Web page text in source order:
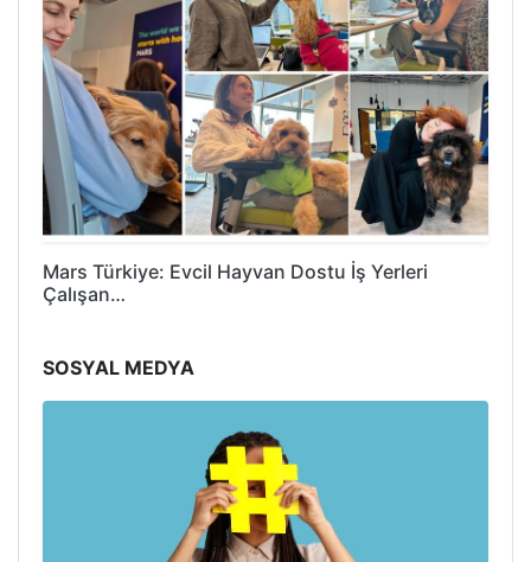
Mars Türkiye: Evcil Hayvan Dostu İş Yerleri
Çalışan…
SOSYAL MEDYA